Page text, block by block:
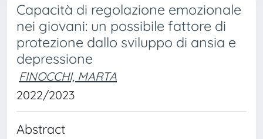
Capacità di regolazione emozionale
nei giovani: un possibile fattore di
protezione dallo sviluppo di ansia e
depressione
FINOCCHI, MARTA
2022/2023
Abstract